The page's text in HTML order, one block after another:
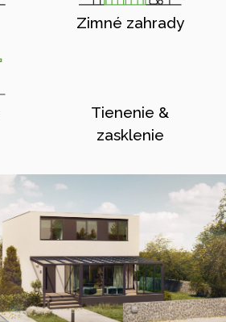
Zimné zahrady
Tienenie &
zasklenie